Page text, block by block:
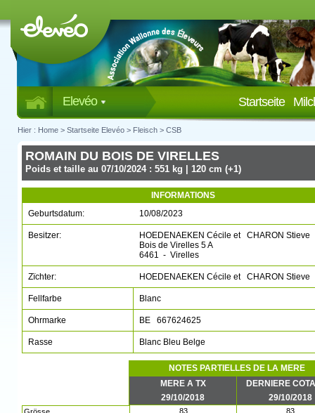
Elevéo Startseite
Hier : Home > Startseite Elevéo > Fleisch > CSB
ROMAIN DU BOIS DE VIRELLES
Poids et taille au 07/10/2024 : 551 kg | 120 cm (+1)
INFORMATIONS
Geburtsdatum:
10/08/2023
Besitzer:
HOEDENAEKEN Cécile et CHARON Stieve
Bois de Virelles 5 A
6461 - Virelles
Zïchter: HOEDENAEKEN Cécile et CHARON Stieve
Fellfarbe Blanc
Ohrmarke BE 667624625
Rasse Blanc Bleu Belge
NOTES PARTIELLES DE LA MERE
MERE A TX
29/10/2018
DERNIERE
29/10/2018
83
83